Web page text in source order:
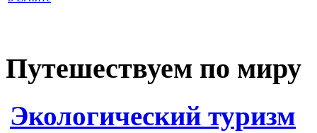
Путешествуем по миру
Экологический туризм